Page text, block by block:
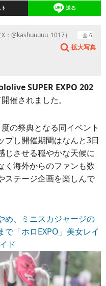
送る
：@kashuuuuu_1017）
全 6
拡大写真
SUPER EXPO 202
催されました。
の祭典となる同イベント
プし開催期間はなんと3日
じさせる穏やかな天候に
く海外からのファンも数
ステージ企画を楽しんで
め、ミニスカジャージの
「ホロEXPO」美女レイ
ド